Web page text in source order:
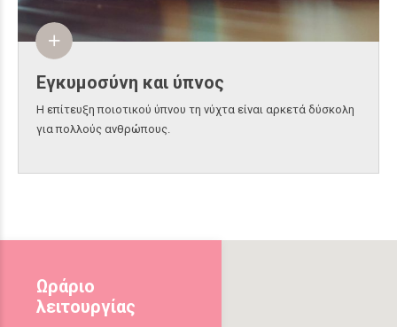
Εγκυμοσύνη και ύπνος
H επίτευξη ποιοτικού ύπνου τη νύχτα είναι αρκετά δύσκολη
για πολλούς ανθρώπους.
Ωράριο
λειτουργίας